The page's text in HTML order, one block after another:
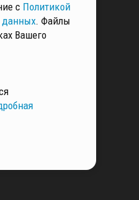
с Политикой
данных. Файлы
Вашего